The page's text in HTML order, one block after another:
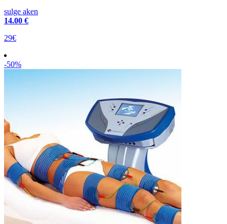
sulge aken
14.00 €
29€
-50%